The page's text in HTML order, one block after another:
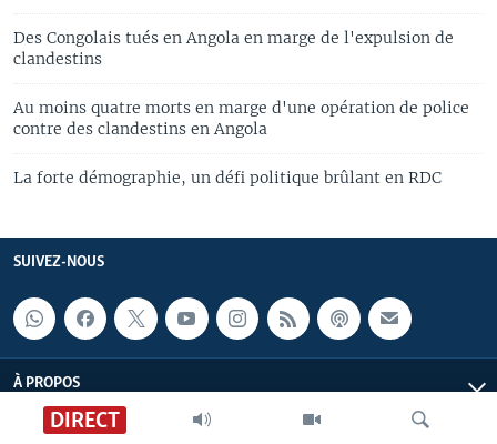
DIRECT
Des Congolais tués en Angola en marge de l'expulsion de
clandestins
Au moins quatre morts en marge d'une opération de police
contre des clandestins en Angola
La forte démographie, un défi politique brûlant en RDC
SUIVEZ-NOUS
À PROPOS